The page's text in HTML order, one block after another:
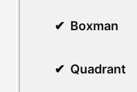
Boxman
Quadrant